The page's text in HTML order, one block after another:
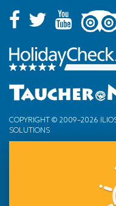
COPYRIGHT © 2009–2026
SOLUTIONS